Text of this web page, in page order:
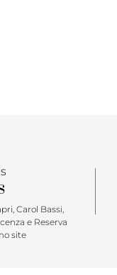
Carol Bassi,
e Reserva
site